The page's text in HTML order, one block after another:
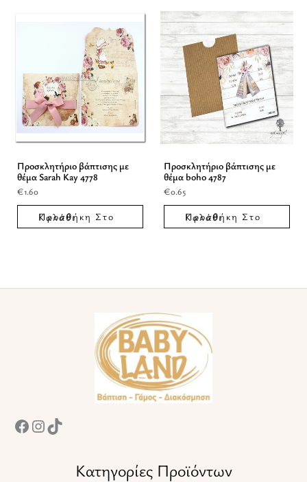
Προσκλητήριο βάπτισης με
θέμα Sarah Kay 4778
€1.60
Προσθήκη Στο Καλάθι
Προσκλητήριο βάπτισης με
θέμα boho 4787
€0.65
Προσθήκη Στο Καλάθι
Κατηγορίες Προϊόντων